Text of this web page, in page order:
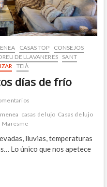
CASAS TOP
CONSEJOS
DE LLAVANERES
SANT
TEIÀ
días de frío
casas de lujo Casas de lujo
Maresme
lluvias, temperaturas
Lo único que nos apetece